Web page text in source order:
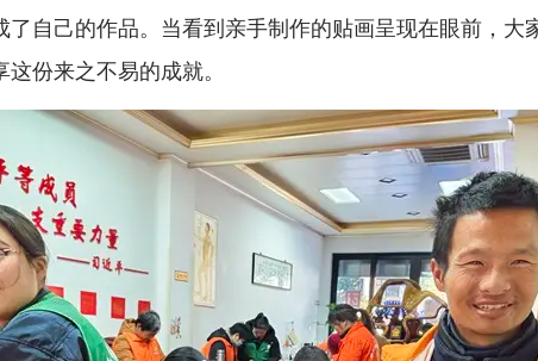
自己的作品。当看到亲手制作的贴画呈现在眼前，
份来之不易的成就。